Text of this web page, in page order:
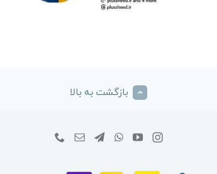
بازگشت به بالا